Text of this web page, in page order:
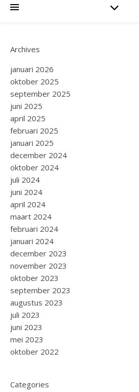
Archives
januari 2026
oktober 2025
september 2025
juni 2025
april 2025
februari 2025
januari 2025
december 2024
oktober 2024
juli 2024
juni 2024
april 2024
maart 2024
februari 2024
januari 2024
december 2023
november 2023
oktober 2023
september 2023
augustus 2023
juli 2023
juni 2023
mei 2023
oktober 2022
Categories